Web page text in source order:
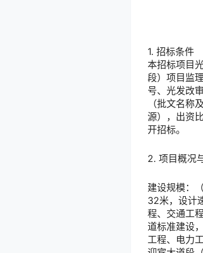
1. 招标条件
本招标项目
段）项目监
号、光发改
（批文名称
源），出资
开招标。
2. 项目概况
建设规模：
32米，设计
程、交通工
道标准建设
工程、电力